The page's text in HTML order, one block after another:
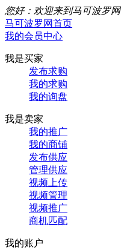
您好：欢迎来到马可波罗网
马可波罗网首页
我的会员中心
我是买家
发布求购
我的求购
我的询盘
我是卖家
我的推广
我的商铺
发布供应
管理供应
视频上传
视频管理
视频推广
商机匹配
我的账户